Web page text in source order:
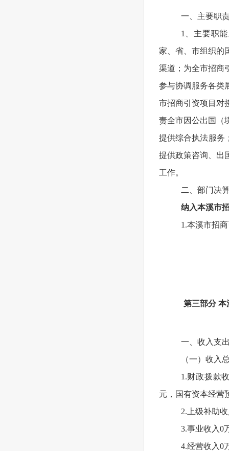
一、主要职
1、主要职
家、省、市组织的
渠道；为全市招商
参与协调服务各类
市招商引资项目对
责全市因公出国（
提供综合执法服务
提供政策咨询、出
工作。
二、部门决
纳入本溪市
1.本溪市招
第三部分 本
一、收入支
（一）收入
1.财政拨款
元，国有资本经营
2.上级补助
3.事业收入0
4.经营收入0